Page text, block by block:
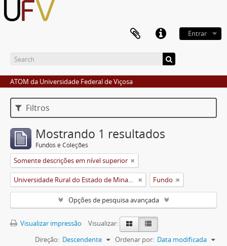
Entrar
ATOM da Universidade Federal de Viçosa
Filtros
Mostrando 1 resultados
Fundos e Coleções
Somente descrições em nível superior
Universidade Rural do Estado de Minas Gerais (Uremg) Fundo
Opções de pesquisa avançada
Visualizar impressão
Visualizar:
Ordenar por: Data modificada
Direção: Descendente